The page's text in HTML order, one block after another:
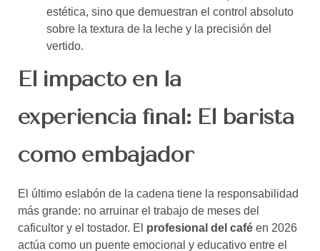
estética, sino que demuestran el control absoluto
sobre la textura de la leche y la precisión del
vertido.
El impacto en la
experiencia final: El barista
como embajador
El último eslabón de la cadena tiene la responsabilidad
más grande: no arruinar el trabajo de meses del
caficultor y el tostador. El profesional del café en 2026
actúa como un puente emocional y educativo entre el